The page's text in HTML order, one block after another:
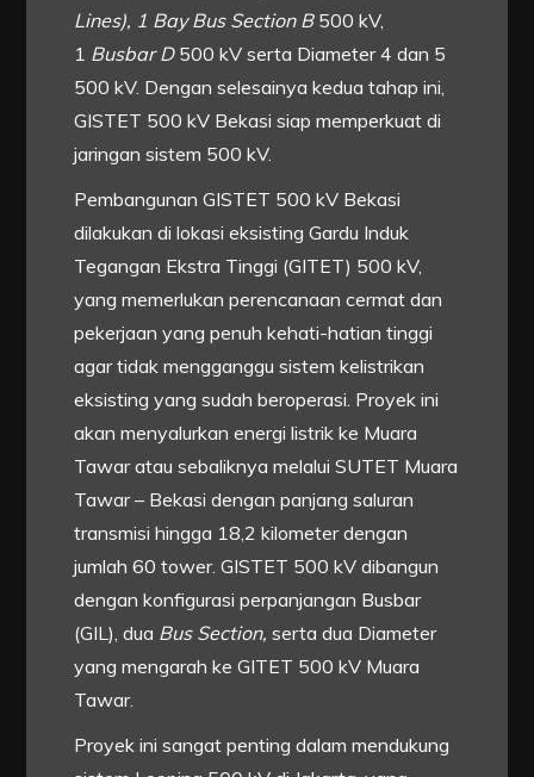
Lines), 1 Bay Bus Section B500 kV,
1 Busbar D500 kV serta Diameter 4 dan 5
500 kV. Dengan selesainya kedua tahap ini,
GISTET 500 kV Bekasi siap memperkuat di
jaringan sistem 500 kV.
Pembangunan GISTET 500 kV Bekasi
dilakukan di lokasi eksisting Gardu Induk
Tegangan Ekstra Tinggi (GITET) 500 kV,
yang memerlukan perencanaan cermat dan
pekerjaan yang penuh kehati-hatian tinggi
agar tidak mengganggu sistem kelistrikan
eksisting yang sudah beroperasi. Proyek ini
akan menyalurkan energi listrik ke Muara
Tawar atau sebaliknya melalui SUTET Muara
Tawar – Bekasi dengan panjang saluran
transmisi hingga 18,2 kilometer dengan
jumlah 60 tower. GISTET 500 kV dibangun
dengan konfigurasi perpanjangan Busbar
(GIL), dua Bus Section,serta dua Diameter
yang mengarah ke GITET 500 kV Muara
Tawar.
Proyek ini sangat penting dalam mendukung